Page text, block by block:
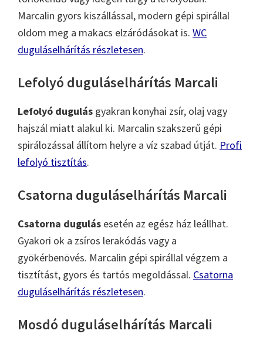
Marcalin gyors kiszállással, modern gépi spirállal
oldom meg a makacs elzáródásokat is. WC
duguláselhárítás részletesen.
Lefolyó duguláselhárítás Marcali
Lefolyó dugulás gyakran konyhai zsír, olaj vagy
hajszál miatt alakul ki. Marcalin szakszerű gépi
spirálozással állítom helyre a víz szabad útját. Profi
lefolyó tisztítás.
Csatorna duguláselhárítás Marcali
Csatorna dugulás esetén az egész ház leállhat.
Gyakori ok a zsíros lerakódás vagy a
gyökérbenövés. Marcalin gépi spirállal végzem a
tisztítást, gyors és tartós megoldással. Csatorna
duguláselhárítás részletesen.
Mosdó duguláselhárítás Marcali